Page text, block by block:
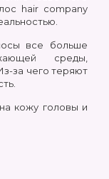
hair company
все больше
среды,
за чего теряют
кожу головы и